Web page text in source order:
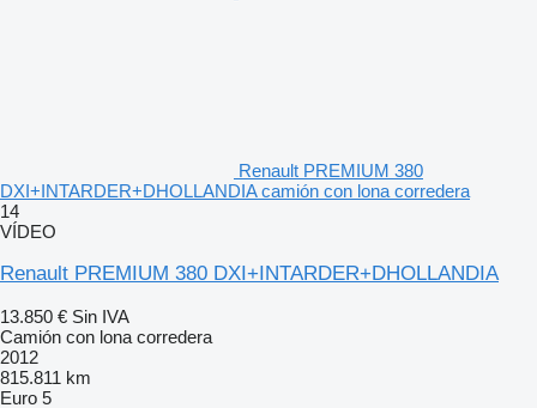
Renault PREMIUM 380
DXI+INTARDER+DHOLLANDIA camión con lona corredera
14
VÍDEO
Renault PREMIUM 380 DXI+INTARDER+DHOLLANDIA
13.850 € Sin IVA
Camión con lona corredera
2012
815.811 km
Euro 5